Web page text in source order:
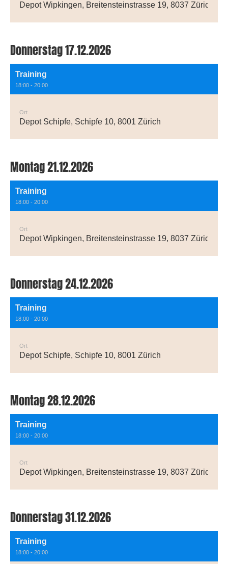
Depot Wipkingen, Breitensteinstrasse 19, 8037 Zürich
Donnerstag 17.12.2026
Training
18:00 - 20:00
Ort
Depot Schipfe, Schipfe 10, 8001 Zürich
Montag 21.12.2026
Training
18:00 - 20:00
Ort
Depot Wipkingen, Breitensteinstrasse 19, 8037 Zürich
Donnerstag 24.12.2026
Training
18:00 - 20:00
Ort
Depot Schipfe, Schipfe 10, 8001 Zürich
Montag 28.12.2026
Training
18:00 - 20:00
Ort
Depot Wipkingen, Breitensteinstrasse 19, 8037 Zürich
Donnerstag 31.12.2026
Training
18:00 - 20:00